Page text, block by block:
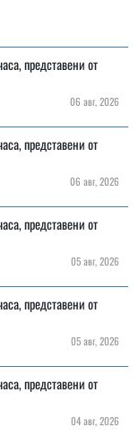
представени от
06 авг, 2026
представени от
06 авг, 2026
представени от
05 авг, 2026
представени от
05 авг, 2026
представени от
04 авг, 2026